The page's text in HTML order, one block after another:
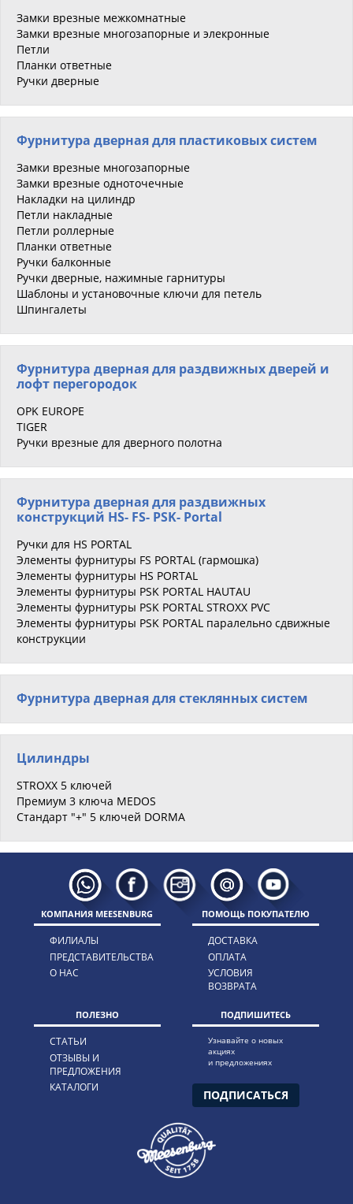
Замки врезные межкомнатные
Замки врезные многозапорные и элекронные
Петли
Планки ответные
Ручки дверные
Фурнитура дверная для пластиковых систем
Замки врезные многозапорные
Замки врезные одноточечные
Накладки на цилиндр
Петли накладные
Петли роллерные
Планки ответные
Ручки балконные
Ручки дверные, нажимные гарнитуры
Шаблоны и установочные ключи для петель
Шпингалеты
Фурнитура дверная для раздвижных дверей и
лофт перегородок
OPK EUROPE
TIGER
Ручки врезные для дверного полотна
Фурнитура дверная для раздвижных
конструкций HS- FS- PSK- Portal
Ручки для HS PORTAL
Элементы фурнитуры FS PORTAL (гармошка)
Элементы фурнитуры HS PORTAL
Элементы фурнитуры PSK PORTAL HAUTAU
Элементы фурнитуры PSK PORTAL STROXX PVC
Элементы фурнитуры PSK PORTAL паралельно сдвижные
конструкции
Фурнитура дверная для стеклянных систем
Цилиндры
STROXX 5 ключей
Премиум 3 ключа MEDOS
Стандарт "+" 5 ключей DORMA
КОМПАНИЯ MEESENBURG
ФИЛИАЛЫ
ПРЕДСТАВИТЕЛЬСТВА
О НАС
ПОМОЩЬ ПОКУПАТЕЛЮ
ДОСТАВКА
ОПЛАТА
УСЛОВИЯ
ВОЗВРАТА
ПОЛЕЗНО
СТАТЬИ
ОТЗЫВЫ И
ПРЕДЛОЖЕНИЯ
КАТАЛОГИ
ПОДПИШИТЕСЬ
Узнавайте о новых
акциях
и предложениях
ПОДПИСАТЬСЯ